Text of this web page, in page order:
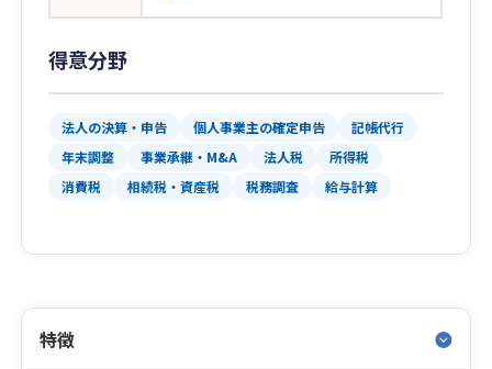
得意分野
法人の決算・申告 個人事業主の確定申告
記帳代行
年末調整
事業承継・M&A 法人税
所得税
消費税
相続税・資産税 税務調査 給与計算
特徴